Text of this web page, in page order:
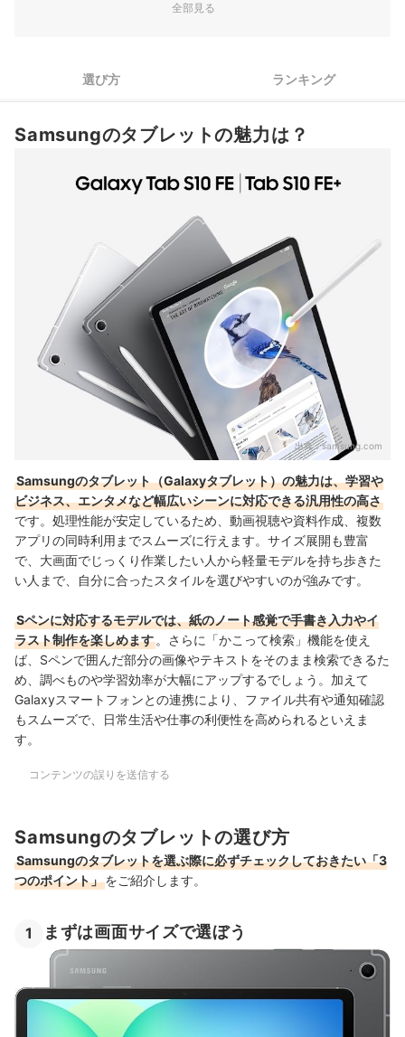
Samsungのタブレット全5商品おすすめ人気ランキング
Samsungのタブレットの売れ筋ランキングもチェック！
全部見る
選び方 ランキング
Samsungのタブレットの魅力は？
出典：samsung.com
Samsungのタブレット（Galaxyタブレット）の魅力は、学習や
ビジネス、エンタメなど幅広いシーンに対応できる汎用性の高さ
です。処理性能が安定しているため、動画視聴や資料作成、複数
アプリの同時利用までスムーズに行えます。サイズ展開も豊富
で、大画面でじっくり作業したい人から軽量モデルを持ち歩きた
い人まで、自分に合ったスタイルを選びやすいのが強みです。
Sペンに対応するモデルでは、紙のノート感覚で手書き入力やイ
ラスト制作を楽しめます 。さらに「かこって検索」機能を使え
ば、Sペンで囲んだ部分の画像やテキストをそのまま検索できるた
め、調べものや学習効率が大幅にアップするでしょう。加えて
Galaxyスマートフォンとの連携により、ファイル共有や通知確認
もスムーズで、日常生活や仕事の利便性を高められるといえま
す。
コンテンツの誤りを送信する
Samsungのタブレットの選び方
Samsungのタブレットを選ぶ際に必ずチェックしておきたい「3
つのポイント」をご紹介します。
1 まずは画面サイズで選ぼう